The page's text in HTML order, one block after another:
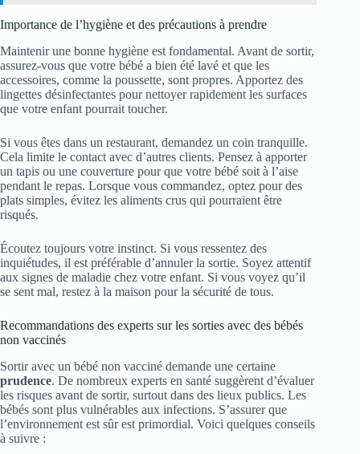
Importance de l’hygiène et des précautions à prendre
Maintenir une bonne hygiène est fondamental. Avant de sortir,
assurez-vous que votre bébé a bien été lavé et que les
accessoires, comme la poussette, sont propres. Apportez des
lingettes désinfectantes pour nettoyer rapidement les surfaces
que votre enfant pourrait toucher.
Si vous êtes dans un restaurant, demandez un coin tranquille.
Cela limite le contact avec d’autres clients. Pensez à apporter
un tapis ou une couverture pour que votre bébé soit à l’aise
pendant le repas. Lorsque vous commandez, optez pour des
plats simples, évitez les aliments crus qui pourraient être
risqués.
Écoutez toujours votre instinct. Si vous ressentez des
inquiétudes, il est préférable d’annuler la sortie. Soyez attentif
aux signes de maladie chez votre enfant. Si vous voyez qu’il
se sent mal, restez à la maison pour la sécurité de tous.
Recommandations des experts sur les sorties avec des bébés
non vaccinés
Sortir avec un bébé non vacciné demande une certaine
prudence. De nombreux experts en santé suggèrent d’évaluer
les risques avant de sortir, surtout dans des lieux publics. Les
bébés sont plus vulnérables aux infections. S’assurer que
l’environnement est sûr est primordial. Voici quelques conseils
à suivre :